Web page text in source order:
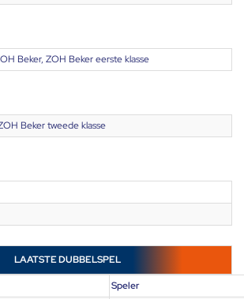
Beker, ZOH Beker eerste klasse
Beker tweede klasse
LAATSTE DUBBELSPEL
Speler